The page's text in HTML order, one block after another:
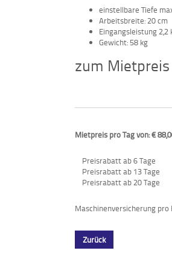
einstellbare Tiefe
Arbeitsbreite: 20 cm
Eingangsleistung 2,2
Gewicht: 58 kg
zum Mietpreis
Mietpreis pro Tag von: €
Preisrabatt ab 6 Tage
Preisrabatt ab 13 Tage
Preisrabatt ab 20 Tage
Maschinenversicherung pro
Zurück